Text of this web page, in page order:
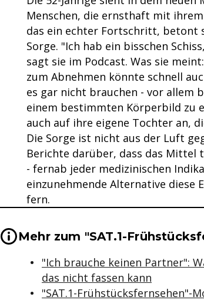
Menschen, die ernsthaft mit
das ein echter Fortschritt, betont
Sorge. "Ich hab ein bisschen
sagt sie im Podcast. Was sie
zum Abnehmen könnte schnell
es gar nicht brauchen - vor allem
einem bestimmten Körperbild zu
auch auf ihre eigene Tochter an,
Die Sorge ist nicht aus der Luft
Berichte darüber, dass das Mittel
- fernab jeder medizinischen
einzunehmende Alternative
fern.
Wichtige Hinweise &
Mehr zum "SAT.1-
"Ich brauche keinen Partner":
das nicht fassen kann
"SAT.1-Frühstücksfernsehen"-